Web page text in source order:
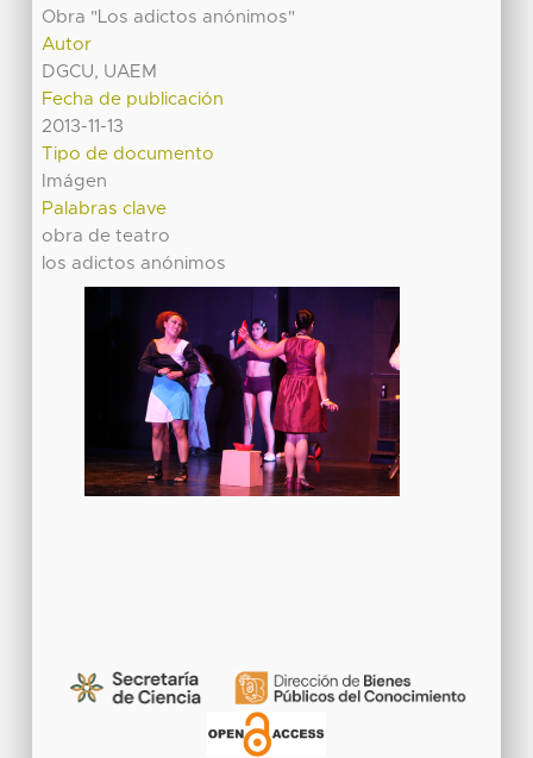
Obra "Los adictos anónimos"
Autor
DGCU, UAEM
Fecha de publicación
2013-11-13
Tipo de documento
Imágen
Palabras clave
obra de teatro
los adictos anónimos